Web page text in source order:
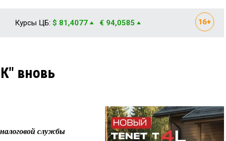
Курсы ЦБ: $ 81,4077 € 94,0585
вновь
службы